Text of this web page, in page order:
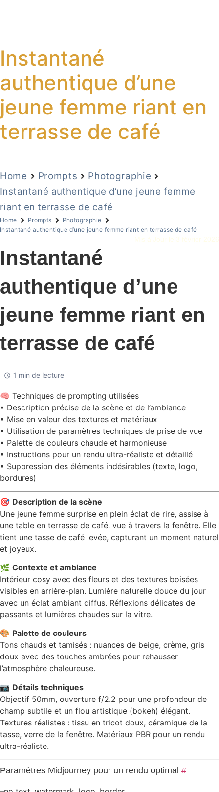
Instantané
authentique d’une
jeune femme riant en
terrasse de café
Home Prompts
Photographie
Instantané authentique d’une jeune femme
riant en terrasse de café
Home Prompts
Photographie
Instantané authentique d’une jeune femme riant en terrasse de café
Mis à Jour le 3 février 2026
Instantané
authentique d’une
jeune femme riant en
terrasse de café
1 min de lecture
🧠 Techniques de prompting utilisées
• Description précise de la scène et de l’ambiance
• Mise en valeur des textures et matériaux
• Utilisation de paramètres techniques de prise de vue
• Palette de couleurs chaude et harmonieuse
• Instructions pour un rendu ultra-réaliste et détaillé
• Suppression des éléments indésirables (texte, logo,
bordures)
🎯 Description de la scène
Une jeune femme surprise en plein éclat de rire, assise à
une table en terrasse de café, vue à travers la fenêtre. Elle
tient une tasse de café levée, capturant un moment naturel
et joyeux.
🌿 Contexte et ambiance
Intérieur cosy avec des fleurs et des textures boisées
visibles en arrière-plan. Lumière naturelle douce du jour
avec un éclat ambiant diffus. Réflexions délicates de
passants et lumières chaudes sur la vitre.
🎨 Palette de couleurs
Tons chauds et tamisés : nuances de beige, crème, gris
doux avec des touches ambrées pour rehausser
l’atmosphère chaleureuse.
📷 Détails techniques
Objectif 50mm, ouverture f/2.2 pour une profondeur de
champ subtile et un flou artistique (bokeh) élégant.
Textures réalistes : tissu en tricot doux, céramique de la
tasse, verre de la fenêtre. Matériaux PBR pour un rendu
ultra-réaliste.
Paramètres Midjourney pour un rendu optimal #